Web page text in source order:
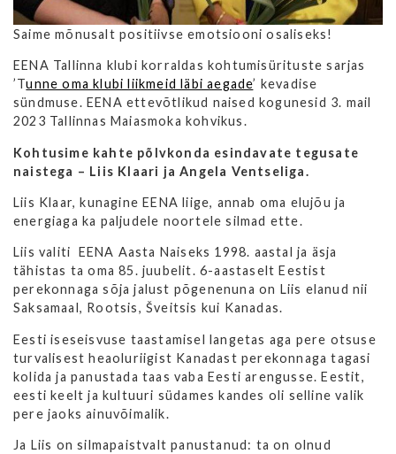
Saime mõnusalt positiivse emotsiooni osaliseks!
EENA Tallinna klubi korraldas kohtumisürituste sarjas
’Tunne oma klubi liikmeid läbi aegade’ kevadise
sündmuse. EENA ettevõtlikud naised kogunesid 3. mail
2023 Tallinnas Maiasmoka kohvikus.
Kohtusime kahte põlvkonda esindavate tegusate
naistega – Liis Klaari ja Angela Ventseliga.
Liis Klaar, kunagine EENA liige, annab oma elujõu ja
energiaga ka paljudele noortele silmad ette.
Liis valiti EENA Aasta Naiseks 1998. aastal ja äsja
tähistas ta oma 85. juubelit. 6-aastaselt Eestist
perekonnaga sõja jalust põgenenuna on Liis elanud nii
Saksamaal, Rootsis, Šveitsis kui Kanadas.
Eesti iseseisvuse taastamisel langetas aga pere otsuse
turvalisest heaoluriigist Kanadast perekonnaga tagasi
kolida ja panustada taas vaba Eesti arengusse. Eestit,
eesti keelt ja kultuuri südames kandes oli selline valik
pere jaoks ainuvõimalik.
Ja Liis on silmapaistvalt panustanud: ta on olnud